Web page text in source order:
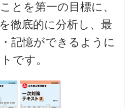
とを第一の目標に、
徹底的に分析し、最
記憶ができるように
です。